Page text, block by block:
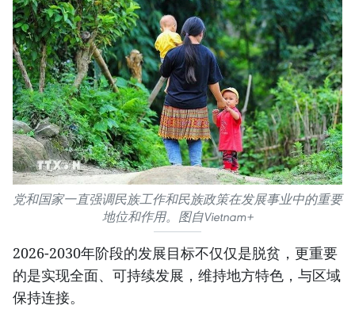
党和国家一直强调民族工作和民族政策在发展事业中的重要
地位和作用。图自Vietnam+
2026-2030年阶段的发展目标不仅仅是脱贫，更重要
的是实现全面、可持续发展，维持地方特色，与区域
保持连接。